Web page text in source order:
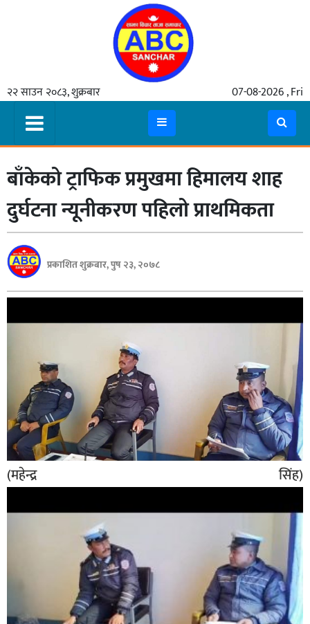
२२ साउन २०८३, शुक्रबार 07-08-2026 , Fri
समाचार
मुख्य
समाचार
कुटनीती
अर्थ
रसरङ्ग
यौन/
स्वास्थ्य
भिडियो
पत्रपत्रिका
खेलकुद
बिश्व
अचम्म
दुनिया
बाँकेको ट्राफिक प्रमुखमा हिमालय शाह
दुर्घटना न्यूनीकरण पहिलो प्राथमिकता
प्रकाशित शुक्रबार, पुष २३, २०७८
(महेन्द्र सिंह)